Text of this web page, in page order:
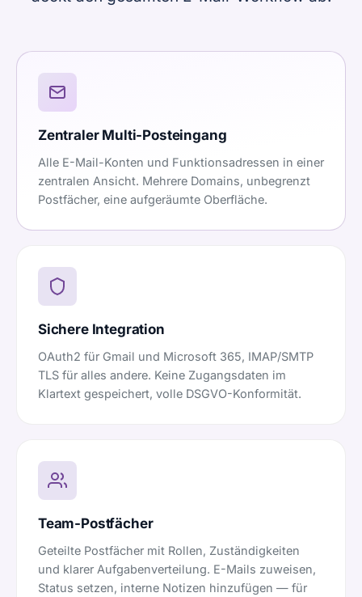
Zentraler Multi-Posteingang
Alle E-Mail-Konten und Funktionsadressen in einer
zentralen Ansicht. Mehrere Domains, unbegrenzt
Postfächer, eine aufgeräumte Oberfläche.
Sichere Integration
OAuth2 für Gmail und Microsoft 365, IMAP/SMTP
TLS für alles andere. Keine Zugangsdaten im
Klartext gespeichert, volle DSGVO-Konformität.
Team-Postfächer
Geteilte Postfächer mit Rollen, Zuständigkeiten
und klarer Aufgabenverteilung. E-Mails zuweisen,
Status setzen, interne Notizen hinzufügen — für